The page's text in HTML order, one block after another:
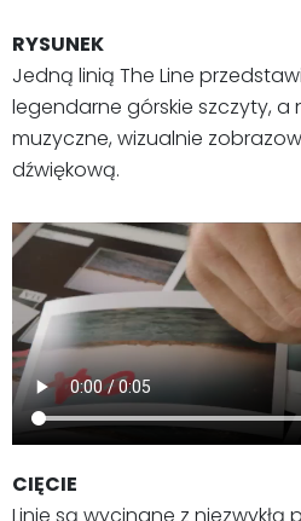
RYSUNEK
Jedną linią The Line
legendarne górskie szczyty,
muzyczne, wizualnie
dźwiękową.
CIĘCIE